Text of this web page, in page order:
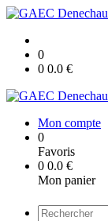
0
0 0.0 €
Mon compte
0
Favoris
0 0.0 €
Mon panier